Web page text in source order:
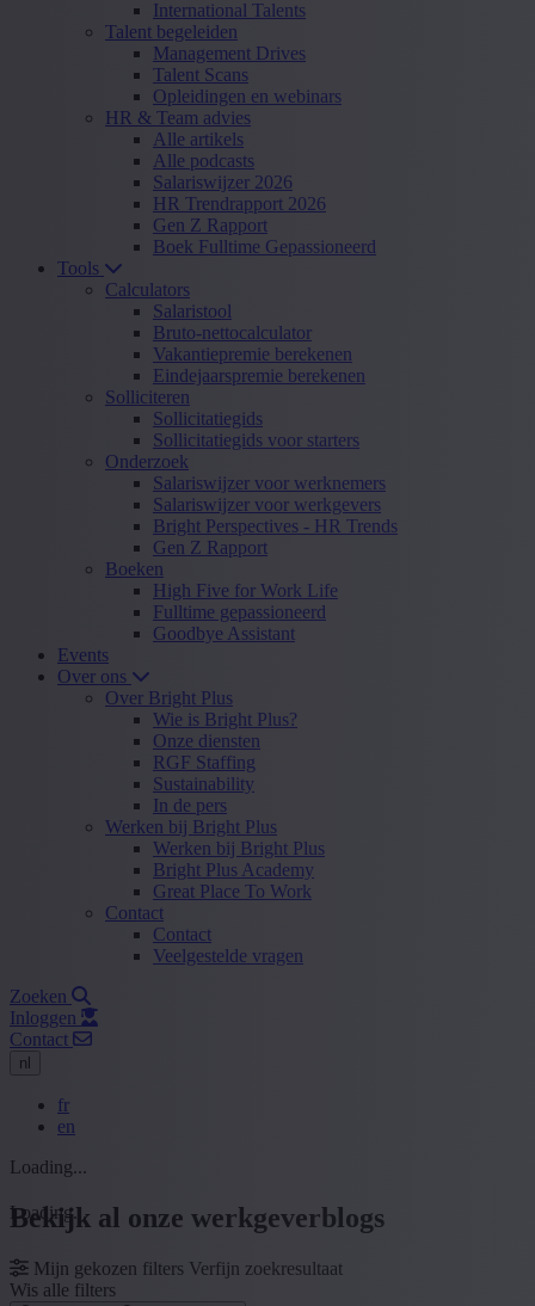
International Talents
Talent begeleiden
Management Drives
Talent Scans
Opleidingen en webinars
HR & Team advies
Alle artikels
Alle podcasts
Salariswijzer 2026
HR Trendrapport 2026
Gen Z Rapport
Boek Fulltime Gepassioneerd
Tools
Calculators
Salaristool
Bruto-nettocalculator
Vakantiepremie berekenen
Eindejaarspremie berekenen
Solliciteren
Sollicitatiegids
Sollicitatiegids voor starters
Onderzoek
Salariswijzer voor werknemers
Salariswijzer voor werkgevers
Bright Perspectives - HR Trends
Gen Z Rapport
Boeken
High Five for Work Life
Fulltime gepassioneerd
Goodbye Assistant
Events
Over ons
Over Bright Plus
Wie is Bright Plus?
Onze diensten
RGF Staffing
Sustainability
In de pers
Werken bij Bright Plus
Werken bij Bright Plus
Bright Plus Academy
Great Place To Work
Contact
Contact
Veelgestelde vragen
Zoeken
Inloggen
Contact
nl
fr
en
Loading...
Loading...
Bekijk al onze werkgeverblogs
Mijn gekozen filters Verfijn zoekresultaat
Wis alle filters